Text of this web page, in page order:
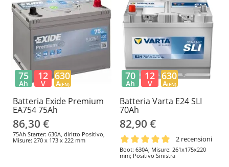
Batteria Exide Premium
EA754 75Ah
86,30 €
75Ah Starter: 630A, diritto Positivo,
Misure: 270 x 173 x 222 mm
75
Ah
12
V
630
A(EN)
Batteria Varta E24 SLI
70Ah
82,90 €
2 recensioni
Boot: 630A; Misure: 261x175x220
mm; Positivo Sinistra
70
Ah
12
V
630
A(EN)